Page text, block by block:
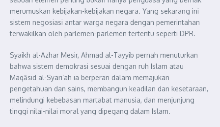
merumuskan kebijakan-kebijakan negara. Yang sekarang ini
sistem negosiasi antar warga negara dengan pemerintahan
terwakilkan oleh parlemen-parlemen tertentu seperti DPR.
Syaikh al-Azhar Mesir, Ahmad al-Tayyib pernah menuturkan
bahwa sistem demokrasi sesuai dengan ruh Islam atau
Maqāsid al-Syari’ah ia berperan dalam memajukan
pengetahuan dan sains, membangun keadilan dan kesetaraan,
melindungi kebebasan martabat manusia, dan menjunjung
tinggi nilai-nilai moral yang dipegang dalam Islam.